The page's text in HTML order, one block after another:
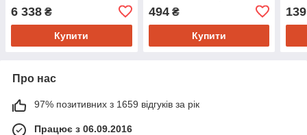
6 338 ₴
Купити
494₴
Купити
139
Про нас
97% позитивних з 1659 відгуків за рік
Працює з 06.09.2016